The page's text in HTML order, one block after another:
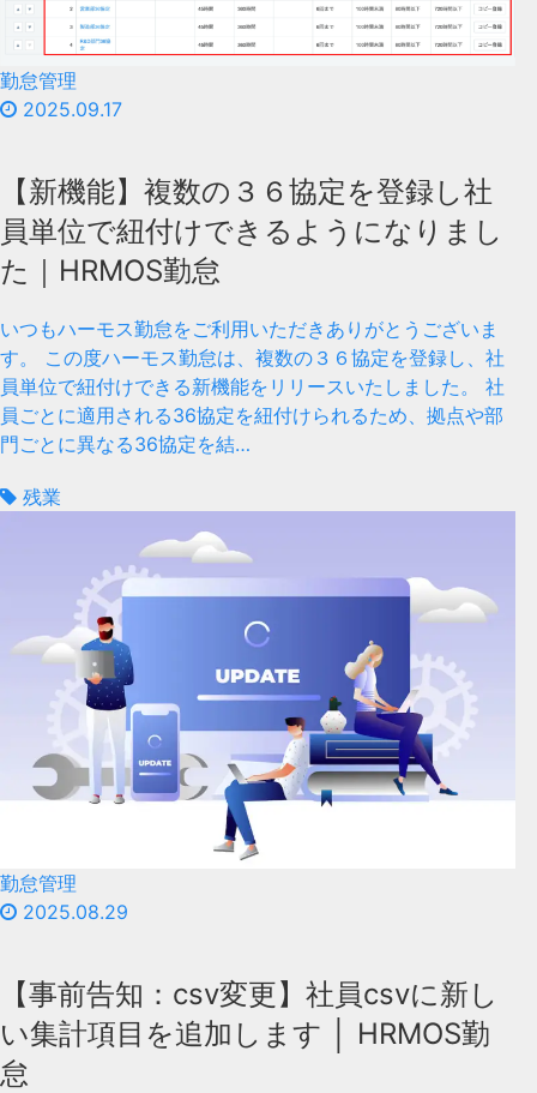
勤怠管理
2025.09.17
【新機能】複数の３６協定を登録し社
員単位で紐付けできるようになりまし
た｜HRMOS勤怠
いつもハーモス勤怠をご利用いただきありがとうございま
す。 この度ハーモス勤怠は、複数の３６協定を登録し、社
員単位で紐付けできる新機能をリリースいたしました。 社
員ごとに適用される36協定を紐付けられるため、拠点や部
門ごとに異なる36協定を結…
残業
勤怠管理
2025.08.29
【事前告知：csv変更】社員csvに新し
い集計項目を追加します │ HRMOS勤
怠